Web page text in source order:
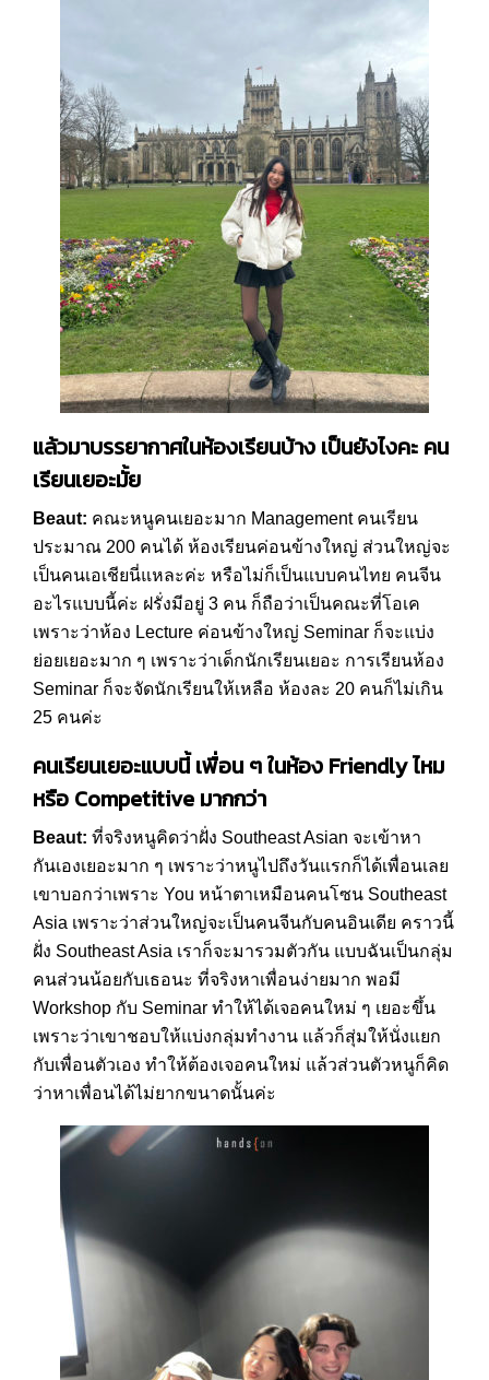
แล้วมาบรรยากาศในห้องเรียนบ้าง เป็นยังไงคะ คน
เรียนเยอะมั้ย
Beaut: คณะหนูคนเยอะมาก Management คนเรียน
ประมาณ 200 คนได้ ห้องเรียนค่อนข้างใหญ่ ส่วนใหญ่จะ
เป็นคนเอเชียนี่แหละค่ะ หรือไม่ก็เป็นแบบคนไทย คนจีน
อะไรแบบนี้ค่ะ ฝรั่งมีอยู่ 3 คน ก็ถือว่าเป็นคณะที่โอเค
เพราะว่าห้อง Lecture ค่อนข้างใหญ่ Seminar ก็จะแบ่ง
ย่อยเยอะมาก ๆ เพราะว่าเด็กนักเรียนเยอะ การเรียนห้อง
Seminar ก็จะจัดนักเรียนให้เหลือ ห้องละ 20 คนก็ไม่เกิน
25 คนค่ะ
คนเรียนเยอะแบบนี้ เพื่อน ๆ ในห้อง Friendlyไหม
หรือ Competitive มากกว่า
Beaut: ที่จริงหนูคิดว่าฝั่ง Southeast Asian จะเข้าหา
กันเองเยอะมาก ๆ เพราะว่าหนูไปถึงวันแรกก็ได้เพื่อนเลย
เขาบอกว่าเพราะ You หน้าตาเหมือนคนโซน Southeast
Asia เพราะว่าส่วนใหญ่จะเป็นคนจีนกับคนอินเดีย คราวนี้
ฝั่ง Southeast Asia เราก็จะมารวมตัวกัน แบบฉันเป็นกลุ่ม
คนส่วนน้อยกับเธอนะ ที่จริงหาเพื่อนง่ายมาก พอมี
Workshop กับ Seminar ทำให้ได้เจอคนใหม่ ๆ เยอะขึ้น
เพราะว่าเขาชอบให้แบ่งกลุ่มทำงาน แล้วก็สุ่มให้นั่งแยก
กับเพื่อนตัวเอง ทำให้ต้องเจอคนใหม่ แล้วส่วนตัวหนูก็คิด
ว่าหาเพื่อนได้ไม่ยากขนาดนั้นค่ะ